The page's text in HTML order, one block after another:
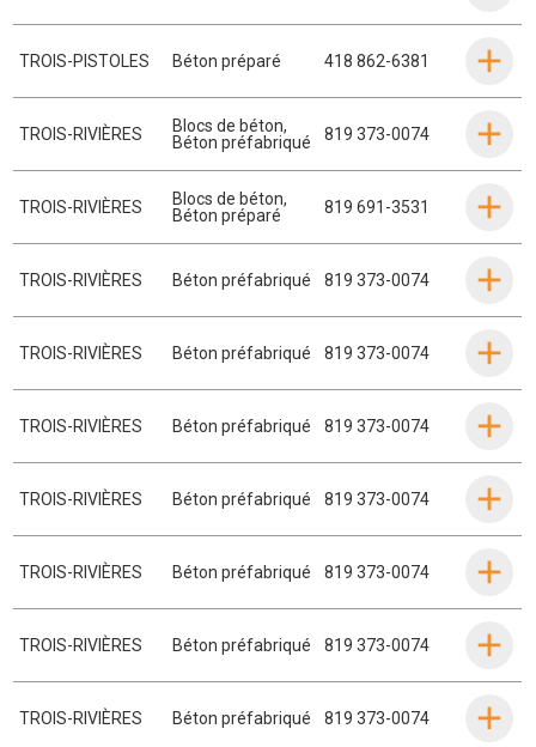
TROIS-PISTOLES Béton préparé 418 862-6381
TROIS-RIVIÈRES Blocs de béton,
Béton préfabriqué
819 373-0074
TROIS-RIVIÈRES Blocs de béton,
Béton préparé
819 691-3531
TROIS-RIVIÈRES Béton préfabriqué 819 373-0074
TROIS-RIVIÈRES Béton préfabriqué 819 373-0074
TROIS-RIVIÈRES Béton préfabriqué 819 373-0074
TROIS-RIVIÈRES Béton préfabriqué 819 373-0074
TROIS-RIVIÈRES Béton préfabriqué 819 373-0074
TROIS-RIVIÈRES Béton préfabriqué 819 373-0074
TROIS-RIVIÈRES Béton préfabriqué 819 373-0074